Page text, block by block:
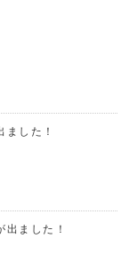
した！
出ました！